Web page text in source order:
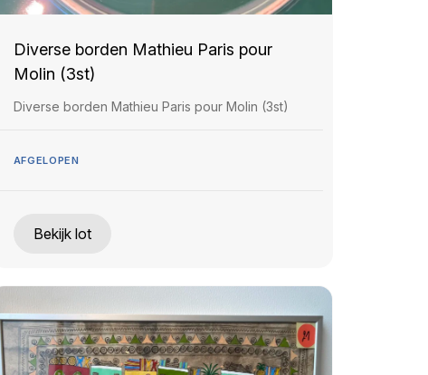
Diverse borden Mathieu Paris pour
Molin (3st)
Diverse borden Mathieu Paris pour Molin (3st)
AFGELOPEN
Bekijk lot